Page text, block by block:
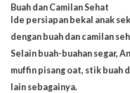
Buah dan Camilan Sehat
Ide persiapan bekal anak
dengan buah dan camilan
Selain buah-buahan segar,
muffin pisang oat, stik buah
lain sebagainya.